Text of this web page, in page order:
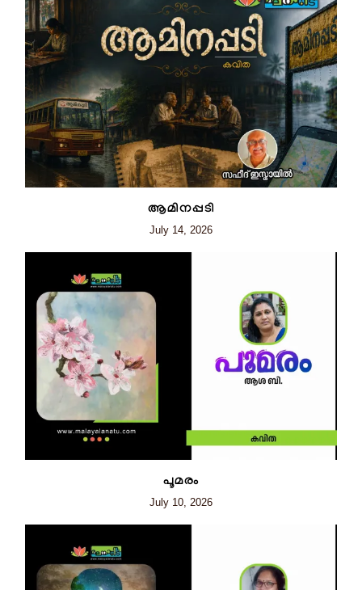
ആമിനപ്പടി
July 14, 2026
പൂമരം
July 10, 2026